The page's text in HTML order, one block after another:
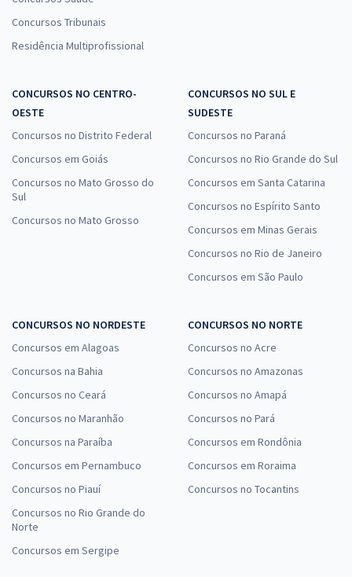
Concursos Tribunais
Residência Multiprofissional
CONCURSOS NO CENTRO-
OESTE
Concursos no Distrito Federal
Concursos em Goiás
Concursos no Mato Grosso do
Sul
Concursos no Mato Grosso
CONCURSOS NO SUL E
SUDESTE
Concursos no Paraná
Concursos no Rio Grande do Sul
Concursos em Santa Catarina
Concursos no Espírito Santo
Concursos em Minas Gerais
Concursos no Rio de Janeiro
Concursos em São Paulo
CONCURSOS NO NORDESTE
Concursos em Alagoas
Concursos na Bahia
Concursos no Ceará
Concursos no Maranhão
Concursos na Paraíba
Concursos em Pernambuco
Concursos no Piauí
Concursos no Rio Grande do
Norte
Concursos em Sergipe
CONCURSOS NO NORTE
Concursos no Acre
Concursos no Amazonas
Concursos no Amapá
Concursos no Pará
Concursos em Rondônia
Concursos em Roraima
Concursos no Tocantins